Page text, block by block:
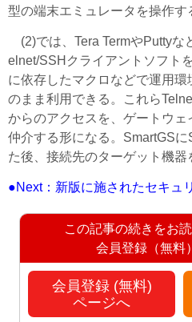
型の端末エミュレータを操作す
(2)では、Tera TermやPuttyな
elnet/SSHクライアントソフト
に依存したマクロなどで運用
のまま利用できる。これら
からのアクセスを、ゲートウ
仲介する形になる。SmartGS
た後、接続先のターゲット機器
●Next：新版に施されたセキュ
この記事の続きをお
会員登録（無料
会員登録 (無料)
ページへ